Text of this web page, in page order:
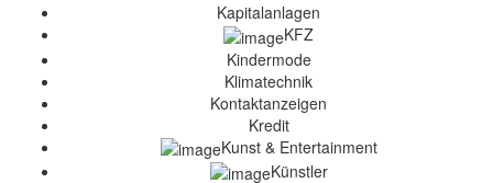
Kapitalanlagen
KFZ
Kindermode
Klimatechnik
Kontaktanzeigen
Kredit
Kunst & Entertainment
Künstler